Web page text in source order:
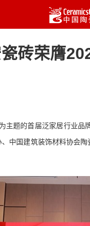
砖荣膺
主题的首届泛家居行业品
中国建筑装饰材料协会陶